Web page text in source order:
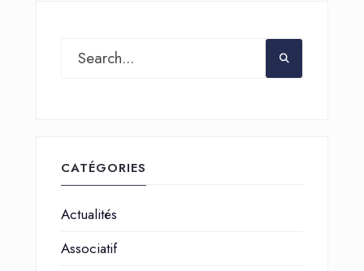
CATÉGORIES
Actualités
Associatif